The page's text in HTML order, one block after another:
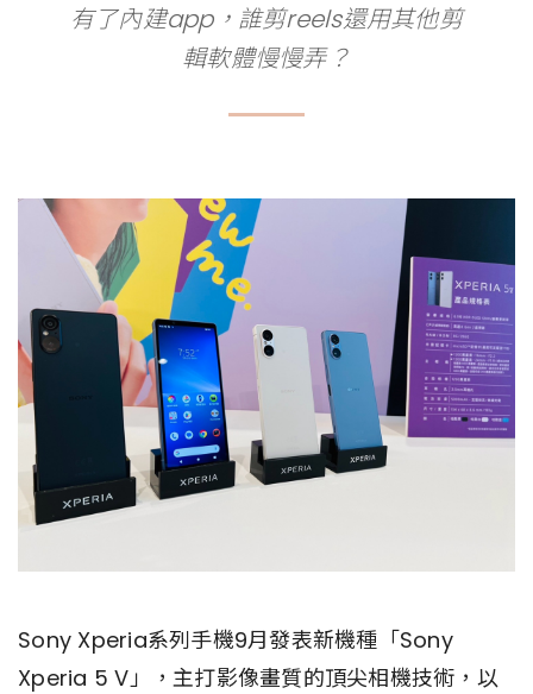
有了內建app，誰剪reels還用其他剪
輯軟體慢慢弄？
Sony Xperia系列手機9月發表新機種「Sony
Xperia 5 V」，主打影像畫質的頂尖相機技術，以